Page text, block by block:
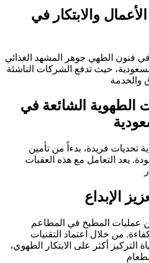
والابتكار في
في فنون الطهي جوهر المشهد الغذائي
حيث تدفع الشركات الناشئة
الطهوية الشائعة في
تحديات فريدة، بدءاً من تأمين
يعد التعامل مع هذه العقبات
الإبداع
عمليات المطبخ في المطاعم
من خلال اعتماد التقنيات
التركيز أكثر على الابتكار الطهوي،